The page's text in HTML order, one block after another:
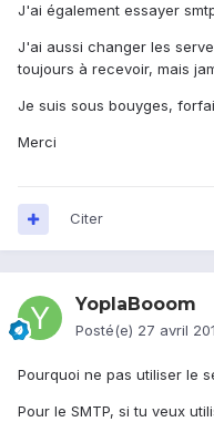
J'ai également essayer
J'ai aussi changer les
toujours à recevoir, mais
Je suis sous bouyges,
Merci
Citer
YoplaBooom
Posté(e) 27 avril
Pourquoi ne pas utiliser le
Pour le SMTP, si tu veux